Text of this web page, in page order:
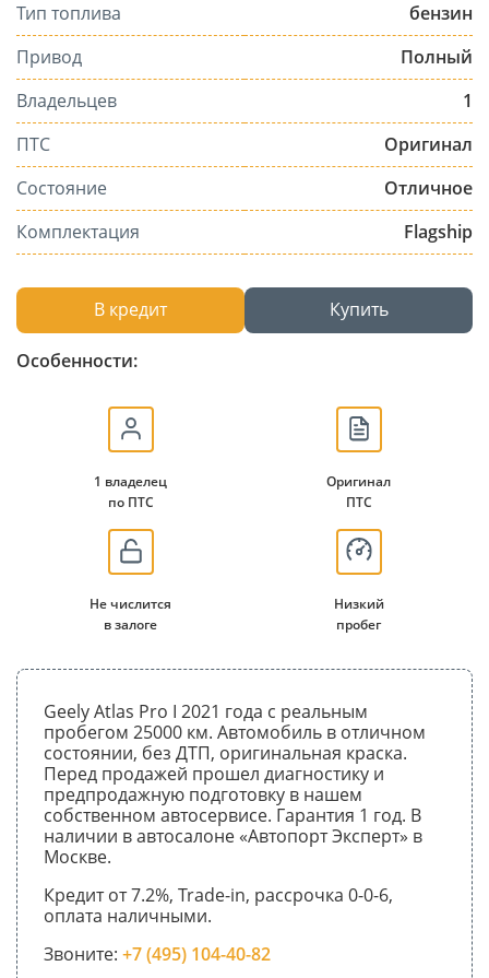
Тип топлива
бензин
Привод
Полный
Владельцев
1
ПТС
Оригинал
Состояние
Отличное
Комплектация
Flagship
В кредит Купить
Особенности:
1 владелец
по ПТС
Оригинал
ПТС
Не числится
в залоге
Низкий
пробег
Geely Atlas Pro I 2021 года с реальным
пробегом 25000 км. Автомобиль в отличном
состоянии, без ДТП, оригинальная краска.
Перед продажей прошел диагностику и
предпродажную подготовку в нашем
собственном автосервисе. Гарантия 1 год. В
наличии в автосалоне «Автопорт Эксперт» в
Москве.
Кредит от 7.2%, Trade-in, рассрочка 0-0-6,
оплата наличными.
Звоните: +7 (495) 104-40-82